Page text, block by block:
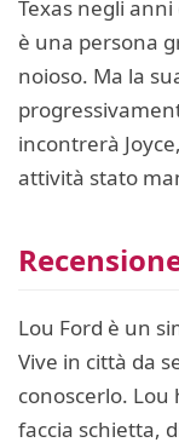
Texas negli
è una persona
noioso. Ma la
incontrerà
attività stato
Lou Ford è un
Vive in città da
conoscerlo.
faccia schietta,